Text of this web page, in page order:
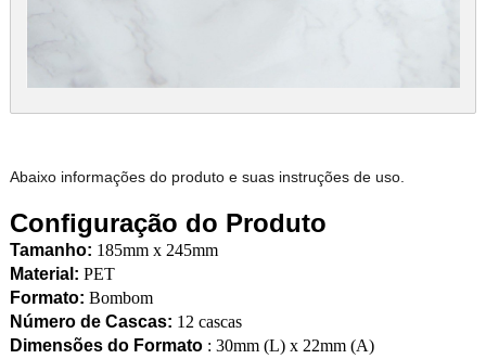
Abaixo informações do produto e suas instruções de uso.
Configuração do Produto
Tamanho: 185mm x 245mm
Material: PET
Formato: Bombom
Número de Cascas: 12 cascas
Dimensões do Formato : 30mm (L) x 22mm (A)